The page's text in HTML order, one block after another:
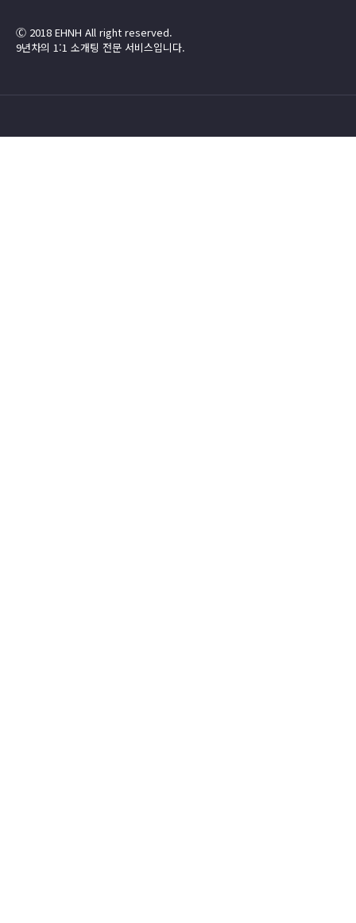
Ⓒ 2018 EHNH All right reserved.
9년차의 1:1 소개팅 전문 서비스입니다.